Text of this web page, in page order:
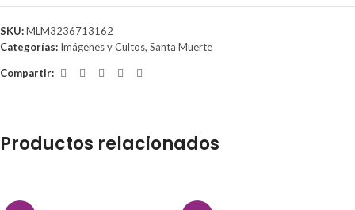
SKU:MLM3236713162
Categorías: Imágenes y Cultos, Santa Muerte
Compartir:
Productos relacionados